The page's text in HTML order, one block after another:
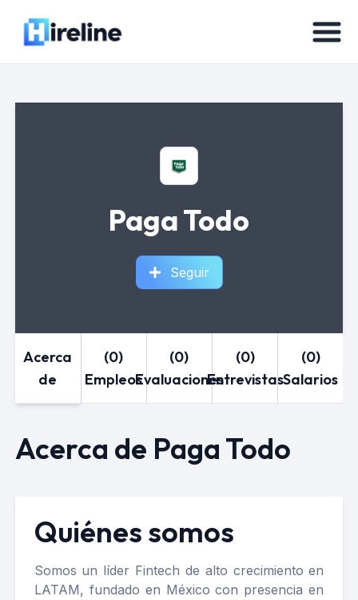
Paga Todo
Seguir
Acerca
de
(0)
Empleos
(0)
Evaluaciones
(0)
Entrevistas
(0)
Salarios
Acerca de Paga Todo
Quiénes somos
Somos un líder Fintech de alto crecimiento en
LATAM, fundado en México con presencia en